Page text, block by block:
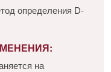
определения D-
на